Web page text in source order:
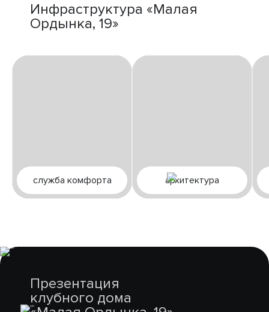
Инфраструктура «Малая
Ордынка, 19»
служба комфорта архитектура
Презентация
клубного дома